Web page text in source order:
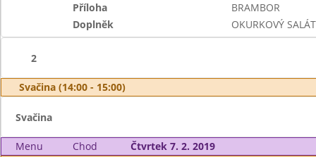
Příloha
BRAMBOR
Doplněk
OKURKOVÝ SALÁT
2
Svačina (14:00 - 15:00)
Svačina
Menu Chod
Čtvrtek 7. 2. 2019